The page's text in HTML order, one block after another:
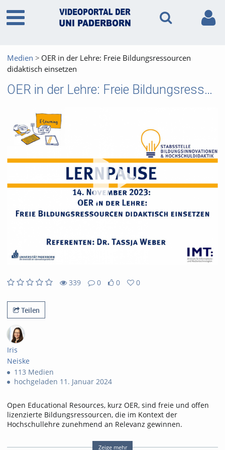
Medien
OER in der Lehre: Freie Bildungsressourcen
didaktisch einsetzen
OER in der Lehre: Freie Bildungsressourcen didaktisch einsetzen
339
views
0
Kommentare
0
likes
0
favorites
Teilen
Iris
Neiske
113 Medien
hochgeladen 11. Januar 2024
Open Educational Resources, kurz OER, sind freie und offen
lizenzierte Bildungsressourcen, die im Kontext der
Hochschullehre zunehmend an Relevanz gewinnen.
In der lernPause widmen wir uns dem Thema OER aus
Zeige mehr